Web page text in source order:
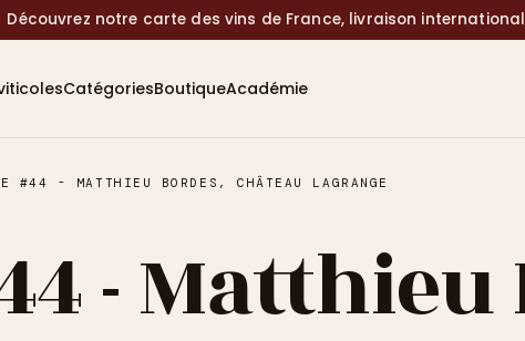
Découvrez notre carte des vins de France, livraison
CatégoriesBoutiqueAcadémie
#44 - MATTHIEU BORDES, CHÂTEAU LAGRANGE
-